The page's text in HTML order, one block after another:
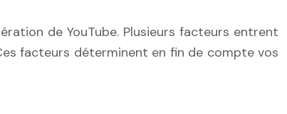
de YouTube. Plusieurs facteurs entrent
facteurs déterminent en fin de compte vos